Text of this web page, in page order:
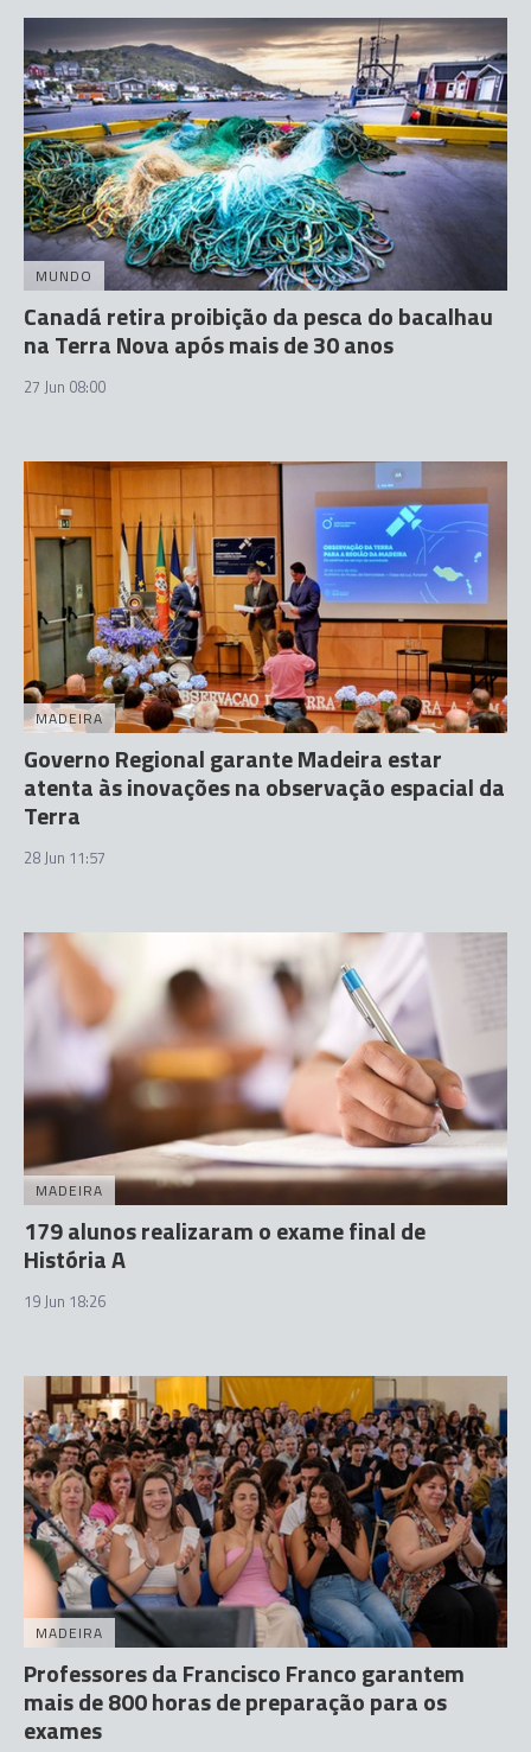
MUNDO
Canadá retira proibição da pesca do bacalhau
na Terra Nova após mais de 30 anos
27 Jun 08:00
MADEIRA
Governo Regional garante Madeira estar
atenta às inovações na observação espacial da
Terra
28 Jun 11:57
MADEIRA
179 alunos realizaram o exame final de
História A
19 Jun 18:26
MADEIRA
Professores da Francisco Franco garantem
mais de 800 horas de preparação para os
exames